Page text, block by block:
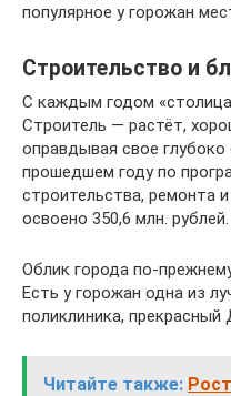
популярное у горожан
Строительство и
С каждым годом
Строитель — растёт,
оправдывая свое
прошедшем году по
строительства, ремонта
освоено 350,6 млн. рублей.
Облик города по-
Есть у горожан одна из
поликлиника, прекрасный
Читайте также: